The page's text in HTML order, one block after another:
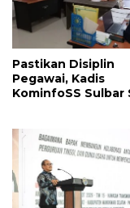
Pastikan Disiplin
Pegawai, Kadis
KominfoSS Sulbar